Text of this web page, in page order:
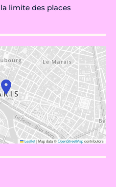
limite des places
Leaflet|Map data ©OpenStreetMapcontributors